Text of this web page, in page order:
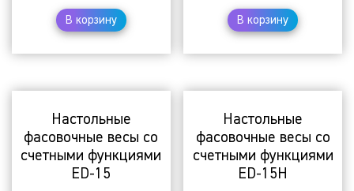
В корзину В корзину
Настольные
фасовочные весы со
счетными функциями
ED-15
Настольные
фасовочные весы со
счетными функциями
ED-15H